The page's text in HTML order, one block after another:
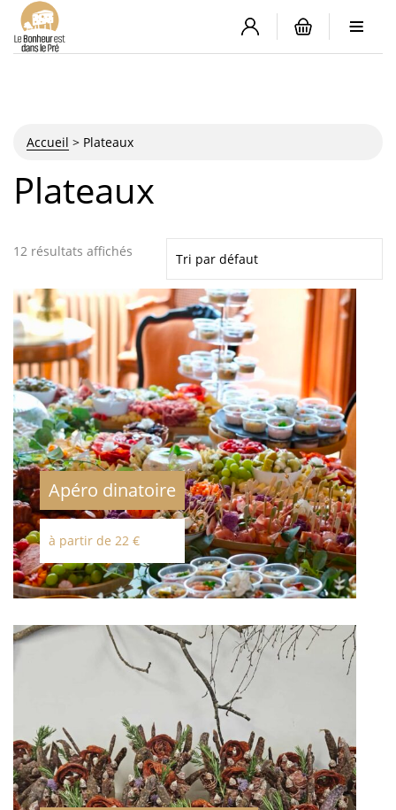
Accueil > Plateaux
Plateaux
12 résultats affichés
Apéro dinatoire
à partir de 22 €